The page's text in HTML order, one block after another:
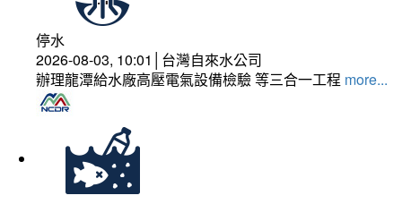
停水
2026-08-03, 10:01│台灣自來水公司
辦理龍潭給水廠高壓電氣設備檢驗 等三合一工程 more...